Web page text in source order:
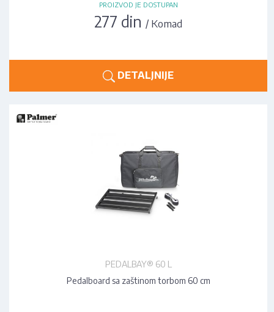
PROIZVOD JE DOSTUPAN
277 din / Komad
DETALJNIJE
PEDALBAY® 60 L
Pedalboard sa zaštinom torbom 60 cm